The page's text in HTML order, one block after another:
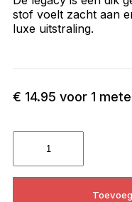
stof voelt zacht aan
luxe uitstraling.
€ 14.95 voor 1